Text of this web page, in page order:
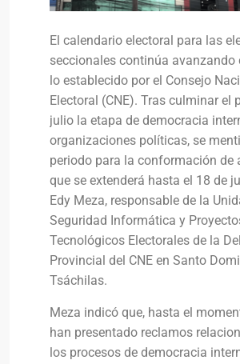
El calendario electoral para las
seccionales continúa avanzando
lo establecido por el Consejo
Electoral (CNE). Tras culminar el
julio la etapa de democracia
organizaciones políticas, se
periodo para la conformación de
que se extenderá hasta el 18 de
Edy Meza, responsable de la
Seguridad Informática y
Tecnológicos Electorales de la
Provincial del CNE en Santo
Tsáchilas.
Meza indicó que, hasta el
han presentado reclamos
los procesos de democracia